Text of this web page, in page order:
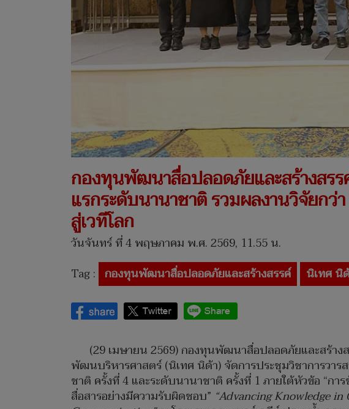
กองทุนพัฒนาสื่อปลอดภัยและสร้างสรร
แรกระดับนานาชาติ รวมผลงานวิจัยกว่
สู่เวทีโลก
วันจันทร์ ที่ 4 พฤษภาคม พ.ศ. 2569, 11.55 น.
Tag : กองทุนพัฒนาสื่อปลอดภัยและสร้างสรรค์ นิเทศ นิ
(29 เมษายน 2569) กองทุนพัฒนาสื่อปลอดภัยและสร้า
พัฒนบริหารศาสตร์ (นิเทศ นิด้า) จัดการประชุมวิชาการวาร
ชาติ ครั้งที่ 4 และระดับนานาชาติ ครั้งที่ 1 ภายใต้หัวข้อ “กา
สื่อสารอย่างมีความรับผิดชอบ” “Advancing Knowledge in